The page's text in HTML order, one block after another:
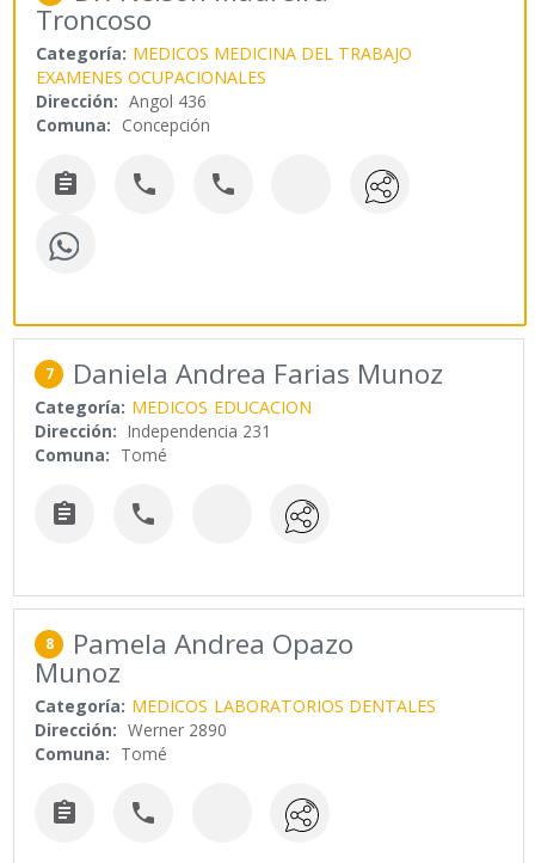
Troncoso
Categoría: MEDICOS MEDICINA DEL TRABAJO
EXAMENES OCUPACIONALES
Dirección: Angol 436
Comuna: Concepción
  
7 Daniela Andrea Farias Munoz
Categoría: MEDICOS EDUCACION
Dirección: Independencia 231
Comuna: Tomé
 
8 Pamela Andrea Opazo
Munoz
Categoría: MEDICOS LABORATORIOS DENTALES
Dirección: Werner 2890
Comuna: Tomé
 